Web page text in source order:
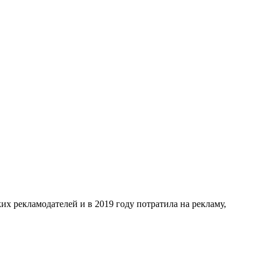
и в 2019 году потратила на рекламу,